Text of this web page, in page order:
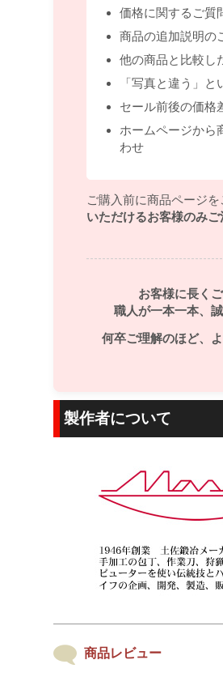
価格に関するご質
商品の追加説明の
他の商品と比較し
「写真と違う」
セール前後の価格
ホームページから
わせ
ご購入前に商品ページ
いただけるお客様のみ
お客様に長く
職人が一本一本、
何卒ご理解のほど、
製作者について
商品レビュー